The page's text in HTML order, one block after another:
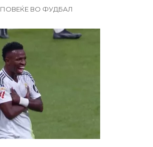
ПОВЕЌЕ ВО ФУДБАЛ